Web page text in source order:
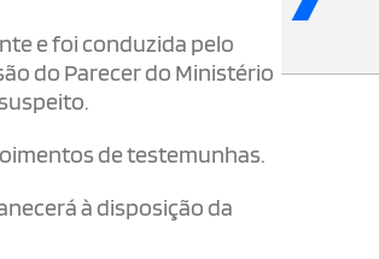
e foi conduzida pelo
do Parecer do Ministério
de testemunhas.
à disposição da